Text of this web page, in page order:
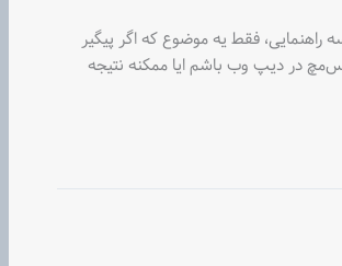
راهنمایی، فقط یه موضوع که اگر پیگیر
در دیپ وب باشم ایا ممکنه نتیجه